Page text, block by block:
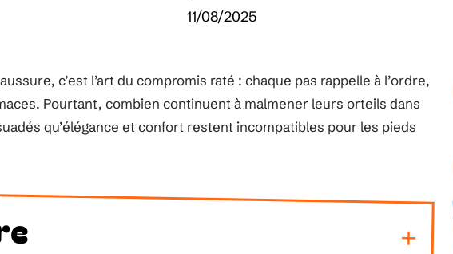
11/08/2025
c’est l’art du compromis raté : chaque pas rappelle à l’ordre,
Pourtant, combien continuent à malmener leurs orteils dans
qu’élégance et confort restent incompatibles pour les pieds